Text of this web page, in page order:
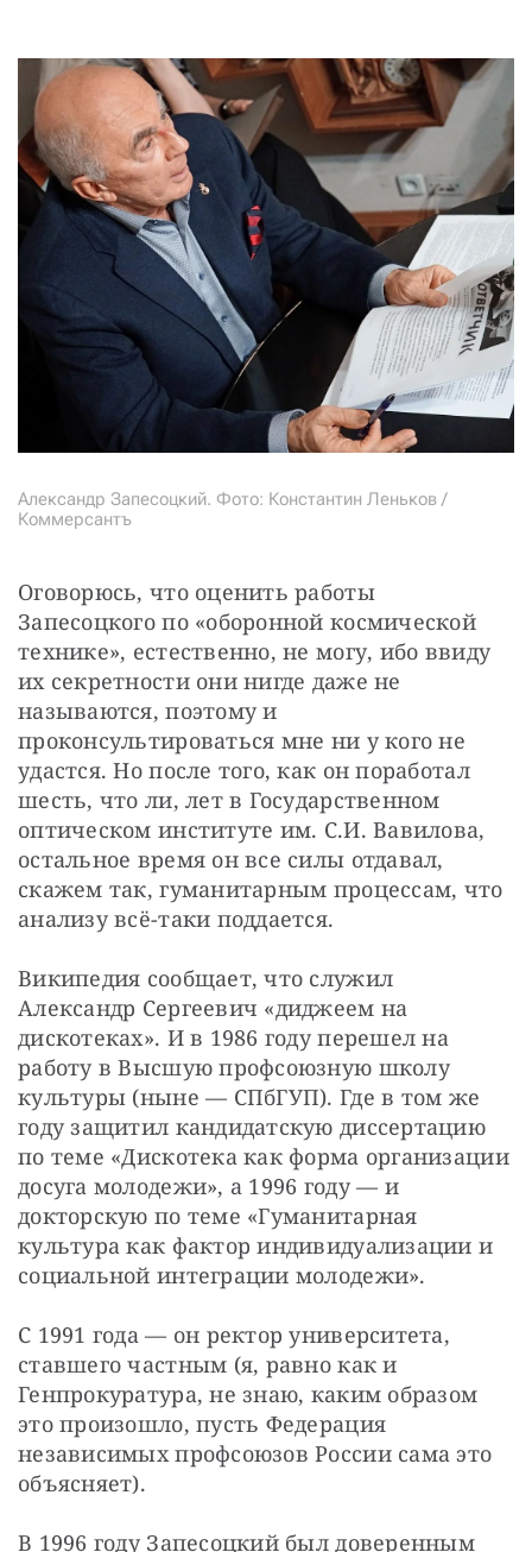
Александр Запесоцкий. Фото: Константин Леньков /
Коммерсантъ
Оговорюсь, что оценить работы
Запесоцкого по «оборонной космической
технике», естественно, не могу, ибо ввиду
их секретности они нигде даже не
называются, поэтому и
проконсультироваться мне ни у кого не
удастся. Но после того, как он поработал
шесть, что ли, лет в Государственном
оптическом институте им. С.И. Вавилова,
остальное время он все силы отдавал,
скажем так, гуманитарным процессам, что
анализу всё-таки поддается.
Википедия сообщает, что служил
Александр Сергеевич «диджеем на
дискотеках». И в 1986 году перешел на
работу в Высшую профсоюзную школу
культуры (ныне — СПбГУП). Где в том же
году защитил кандидатскую диссертацию
по теме «Дискотека как форма организации
досуга молодежи», а 1996 году — и
докторскую по теме «Гуманитарная
культура как фактор индивидуализации и
социальной интеграции молодежи».
С 1991 года — он ректор университета,
ставшего частным (я, равно как и
Генпрокуратура, не знаю, каким образом
это произошло, пусть Федерация
независимых профсоюзов России сама это
объясняет).
В 1996 году Запесоцкий был доверенным